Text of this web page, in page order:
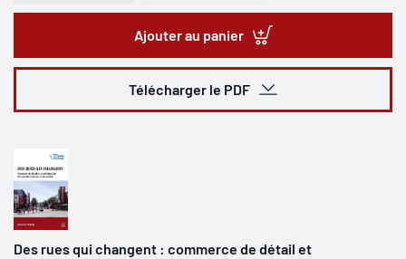
Ajouter au panier
Télécharger le PDF
Des rues qui changent : commerce de détail et